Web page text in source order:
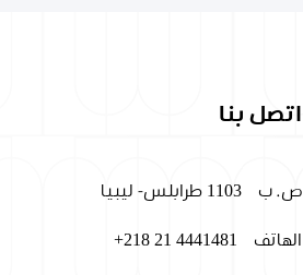
اتصل بنا
ص. ب 1103 طرابلس- ليبيا
الهاتف +218 21 4441481